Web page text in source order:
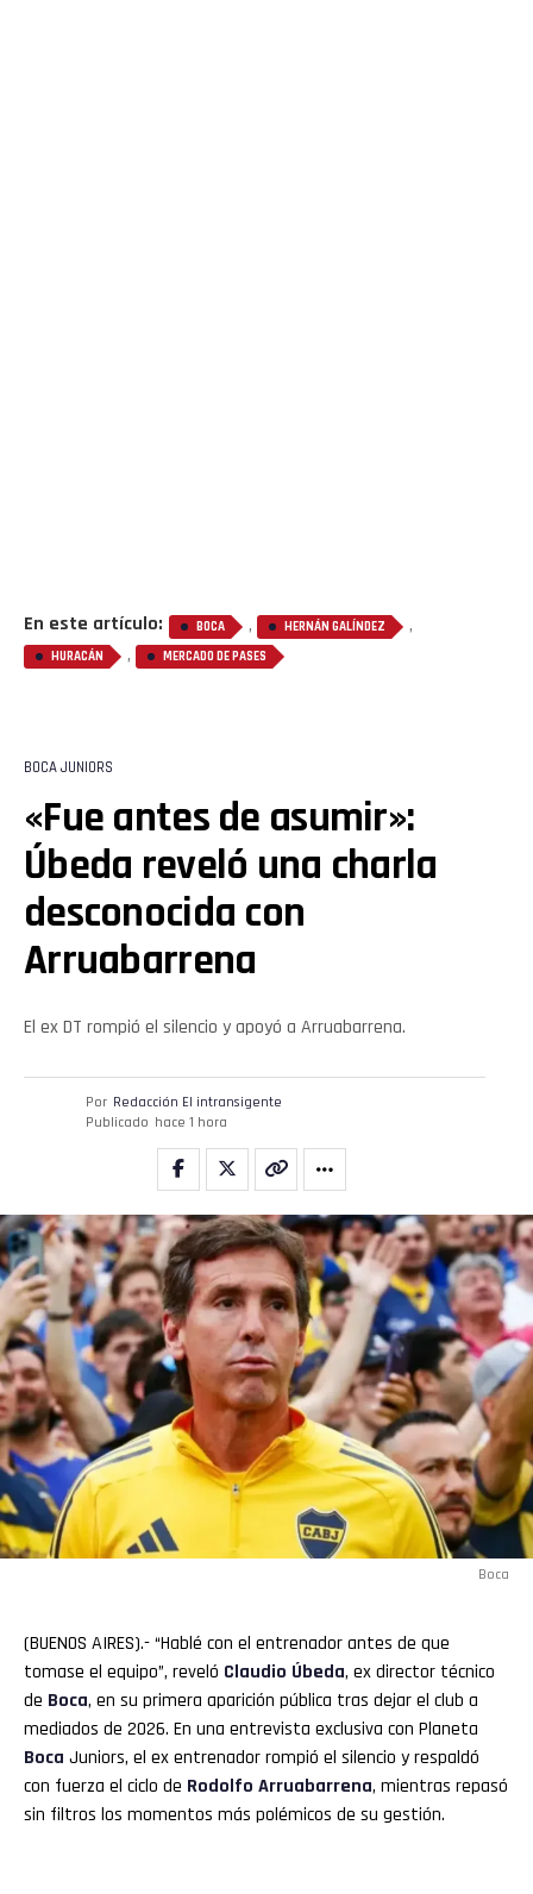
En este artículo: BOCA , HERNÁN GALÍNDEZ ,
HURACÁN , MERCADO DE PASES
BOCA JUNIORS
«Fue antes de asumir»:
Úbeda reveló una charla
desconocida con
Arruabarrena
El ex DT rompió el silencio y apoyó a Arruabarrena.
Por Redacción El intransigente
Publicado hace 1 hora
Boca
(BUENOS AIRES).- “Hablé con el entrenador antes de que
tomase el equipo”, reveló Claudio Úbeda, ex director técnico
de Boca, en su primera aparición pública tras dejar el club a
mediados de 2026. En una entrevista exclusiva con Planeta
Boca Juniors, el ex entrenador rompió el silencio y respaldó
con fuerza el ciclo de Rodolfo Arruabarrena, mientras repasó
sin filtros los momentos más polémicos de su gestión.
Flipboard
Reddit
Whatsapp
Email